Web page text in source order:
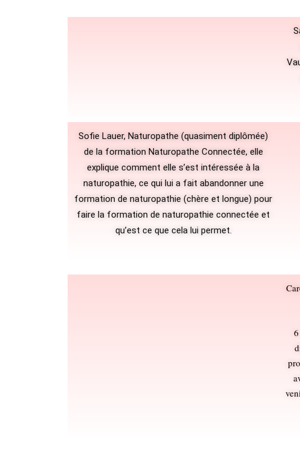
Sofie Lauer, Naturopathe (quasiment diplômée)
de la formation Naturopathe Connectée, elle
explique comment elle s’est intéressée à la
naturopathie, ce qui lui a fait abandonner une
formation de naturopathie (chère et longue) pour
faire la formation de naturopathie connectée et
qu’est ce que cela lui permet.